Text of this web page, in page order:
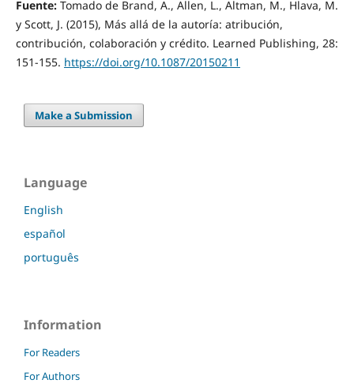
Fuente: Tomado de Brand, A., Allen, L., Altman, M., Hlava, M.
y Scott, J. (2015), Más allá de la autoría: atribución,
contribución, colaboración y crédito. Learned Publishing, 28:
151-155. https://doi.org/10.1087/20150211
Make a Submission
Language
English
español
português
Information
For Readers
For Authors